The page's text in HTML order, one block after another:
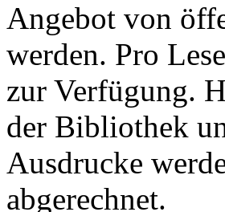
Angebot von
werden. Pro
zur Verfügung.
der Bibliothek
Ausdrucke
abgerechnet.